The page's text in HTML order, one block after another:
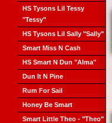
HS Tysons Lil Tessy
"Tessy"
HS Tysons Lil Sally "Sally"
Smart Miss N Cash
HS Smart N Dun "Alma"
Dun It N Pine
Rum For Sail
Honey Be Smart
Smart Little Theo - "Theo"